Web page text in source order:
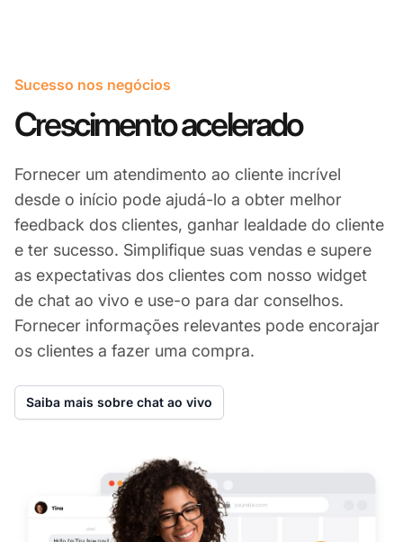
Sucesso nos negócios
Crescimento acelerado
Fornecer um atendimento ao cliente incrível
desde o início pode ajudá-lo a obter melhor
feedback dos clientes, ganhar lealdade do cliente
e ter sucesso. Simplifique suas vendas e supere
as expectativas dos clientes com nosso widget
de chat ao vivo e use-o para dar conselhos.
Fornecer informações relevantes pode encorajar
os clientes a fazer uma compra.
Saiba mais sobre chat ao vivo